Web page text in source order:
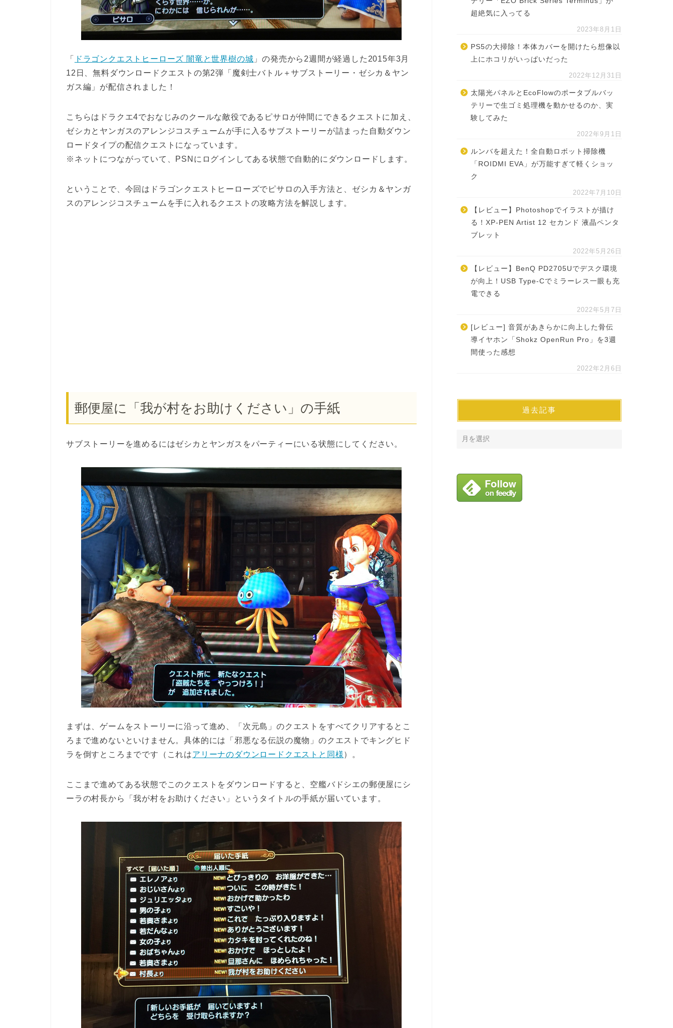
「 ドラゴンクエストヒーローズ 闇竜と世界樹の城 」の発売から2週間が経過した2015年3月
12日、無料ダウンロードクエストの第2弾「魔剣士バトル＋サブストーリー・ゼシカ＆ヤン
ガス編」が配信されました！
こちらはドラクエ4でおなじみのクールな敵役であるピサロが仲間にできるクエストに加え、
ゼシカとヤンガスのアレンジコスチュームが手に入るサブストーリーが詰まった自動ダウン
ロードタイプの配信クエストになっています。
※ネットにつながっていて、PSNにログインしてある状態で自動的にダウンロードします。
ということで、今回はドラゴンクエストヒーローズでピサロの入手方法と、ゼシカ＆ヤンガ
スのアレンジコスチュームを手に入れるクエストの攻略方法を解説します。
郵便屋に「我が村をお助けください」の手紙
サブストーリーを進めるにはゼシカとヤンガスをパーティーにいる状態にしてください。
まずは、ゲームをストーリーに沿って進め、「次元島」のクエストをすべてクリアするとこ
ろまで進めないといけません。具体的には「邪悪なる伝説の魔物」のクエストでキングヒド
ラを倒すところまでです（これはアリーナのダウンロードクエストと同様）。
ここまで進めてある状態でこのクエストをダウンロードすると、空艦バドシエの郵便屋にシ
ーラの村長から「我が村をお助けください」というタイトルの手紙が届いています。
超絶気に入ってる
2023年8月1日
PS5の大掃除！本体カバーを開けたら想像以
上にホコリがいっぱいだった
2022年12月31日
太陽光パネルとEcoFlowのポータブルバッ
テリーで生ゴミ処理機を動かせるのか、実
験してみた
2022年9月1日
ルンバを超えた！全自動ロボット掃除機
「ROIDMI EVA」が万能すぎて軽くショッ
ク
2022年7月10日
【レビュー】Photoshopでイラストが描け
る！XP-PEN Artist 12 セカンド 液晶ペンタ
ブレット
2022年5月26日
【レビュー】BenQ PD2705Uでデスク環境
が向上！USB Type-Cでミラーレス一眼も充
電できる
2022年5月7日
[レビュー] 音質があきらかに向上した骨伝
導イヤホン「Shokz OpenRun Pro」を3週
間使った感想
2022年2月6日
過去記事